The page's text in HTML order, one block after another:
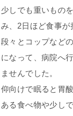
少しでも重いもの
み、2日ほど食事が
段々とコップなど
になって、病院へ
ませんでした。
仰向けで眠ると胃
ある食べ物や少し